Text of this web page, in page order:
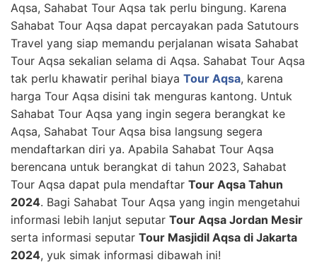
Aqsa, Sahabat Tour Aqsa tak perlu bingung. Karena
Sahabat Tour Aqsa dapat percayakan pada Satutours
Travel yang siap memandu perjalanan wisata Sahabat
Tour Aqsa sekalian selama di Aqsa. Sahabat Tour Aqsa
tak perlu khawatir perihal biaya Tour Aqsa, karena
harga Tour Aqsa disini tak menguras kantong. Untuk
Sahabat Tour Aqsa yang ingin segera berangkat ke
Aqsa, Sahabat Tour Aqsa bisa langsung segera
mendaftarkan diri ya. Apabila Sahabat Tour Aqsa
berencana untuk berangkat di tahun 2023, Sahabat
Tour Aqsa dapat pula mendaftar Tour Aqsa Tahun
2024. Bagi Sahabat Tour Aqsa yang ingin mengetahui
informasi lebih lanjut seputar Tour Aqsa Jordan Mesir
serta informasi seputar Tour Masjidil Aqsa di Jakarta
2024, yuk simak informasi dibawah ini!